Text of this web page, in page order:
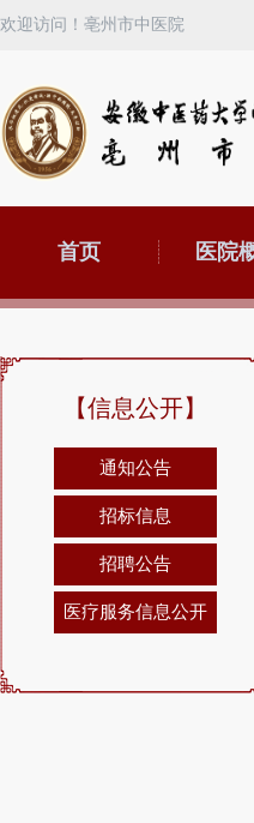
欢迎访问！亳州市中医院
首页 医院
【信息公开】
通知公告
招标信息
招聘公告
医疗服务信息公开